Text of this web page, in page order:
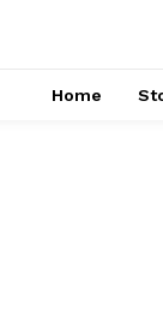
Home